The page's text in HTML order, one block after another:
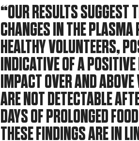
OUR RESULTS SUGGEST
CHANGES IN THE PLASMA
HEALTHY VOLUNTEERS,
INDICATIVE OF A POSITIVE
IMPACT OVER AND
ARE NOT DETECTABLE
DAYS OF PROLONGED
THESE FINDINGS ARE IN